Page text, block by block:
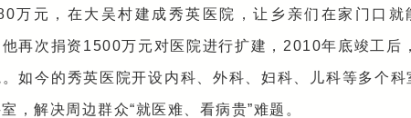
万元，在大吴村建成秀英医院，让乡亲们在家门口
再次捐资1500万元对医院进行扩建，2010年底竣工后
。如今的秀英医院开设内科、外科、妇科、儿科等多个
，解决周边群众“就医难、看病贵”难题。